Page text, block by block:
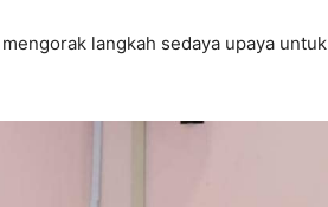
langkah sedaya upaya untuk